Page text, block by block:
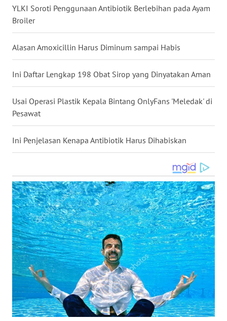
YLKI Soroti Penggunaan Antibiotik Berlebihan pada Ayam
Broiler
Alasan Amoxicillin Harus Diminum sampai Habis
Ini Daftar Lengkap 198 Obat Sirop yang Dinyatakan Aman
Usai Operasi Plastik Kepala Bintang OnlyFans 'Meledak' di
Pesawat
Ini Penjelasan Kenapa Antibiotik Harus Dihabiskan
JOGJA
WN
JATIM
WN
BALI
WN
KALBAR
KALTENG
WN
KALTARA
WN
KALSEL
WN
KALTIM
WN